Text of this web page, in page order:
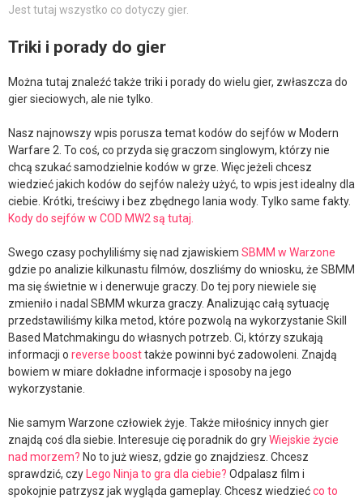
Jest tutaj wszystko co dotyczy gier.
Triki i porady do gier
Można tutaj znaleźć także triki i porady do wielu gier, zwłaszcza do
gier sieciowych, ale nie tylko.
Nasz najnowszy wpis porusza temat kodów do sejfów w Modern
Warfare 2. To coś, co przyda się graczom singlowym, którzy nie
chcą szukać samodzielnie kodów w grze. Więc jeżeli chcesz
wiedzieć jakich kodów do sejfów należy użyć, to wpis jest idealny dla
ciebie. Krótki, treściwy i bez zbędnego lania wody. Tylko same fakty.
Kody do sejfów w COD MW2 są tutaj.
Swego czasy pochyliliśmy się nad zjawiskiem SBMM w Warzone
gdzie po analizie kilkunastu filmów, doszliśmy do wniosku, że SBMM
ma się świetnie w i denerwuje graczy. Do tej pory niewiele się
zmieniło i nadal SBMM wkurza graczy. Analizując całą sytuację
przedstawiliśmy kilka metod, które pozwolą na wykorzystanie Skill
Based Matchmakingu do własnych potrzeb. Ci, którzy szukają
informacji o reverse boosttakże powinni być zadowoleni. Znajdą
bowiem w miare dokładne informacje i sposoby na jego
wykorzystanie.
Nie samym Warzone człowiek żyje. Także miłośnicy innych gier
znajdą coś dla siebie. Interesuje cię poradnik do gryWiejskie życie
nad morzem? No to już wiesz, gdzie go znajdziesz. Chcesz
sprawdzić, czy
Lego Ninja to gra dla ciebie? Odpalasz film i
spokojnie patrzysz jak wygląda gameplay. Chcesz wiedziećco to